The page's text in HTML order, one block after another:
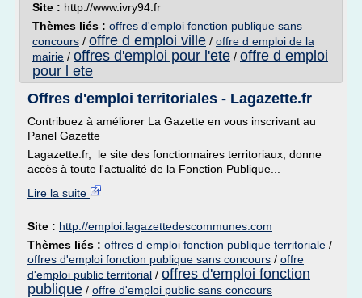
Site : http://www.ivry94.fr
Thèmes liés : offres d'emploi fonction publique sans
concours / offre d emploi ville / offre d emploi de la
mairie / offres d'emploi pour l'ete / offre d emploi
pour l ete
Offres d'emploi territoriales - Lagazette.fr
Contribuez à améliorer La Gazette en vous inscrivant au
Panel Gazette
Lagazette.fr, le site des fonctionnaires territoriaux, donne
accès à toute l'actualité de la Fonction Publique...
Lire la suite
Site : http://emploi.lagazettedescommunes.com
Thèmes liés : offres d emploi fonction publique territoriale /
offres d'emploi fonction publique sans concours / offre
d'emploi public territorial / offres d'emploi fonction
publique / offre d'emploi public sans concours